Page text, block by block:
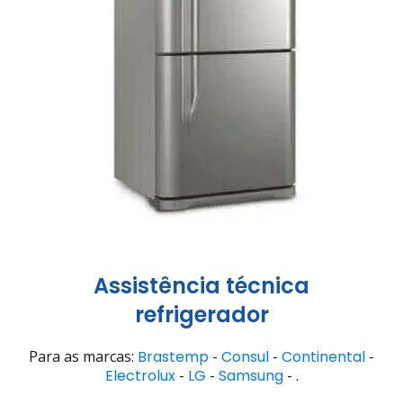
Assistência técnica
refrigerador
Para as marcas: Brastemp - Consul - Continental -
Electrolux- LG - Samsung- .